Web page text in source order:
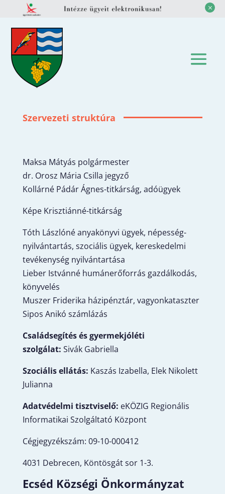
M
Szervezeti struktúra
Maksa Mátyás polgármester
dr. Orosz Mária Csilla jegyző
Kollárné Pádár Ágnes-titkárság, adóügyek
Képe Krisztiánné-titkárság
Tóth Lászlóné anyakönyvi ügyek, népesség-
nyilvántartás, szociális ügyek, kereskedelmi
tevékenység nyilvántartása
Lieber Istvánné humánerőforrás gazdálkodás,
könyvelés
Muszer Friderika házipénztár, vagyonkataszter
Sipos Anikó számlázás
Családsegítés és gyermekjóléti
szolgálat: Sivák Gabriella
Szociális ellátás: Kaszás Izabella, Elek Nikolett
Julianna
Adatvédelmi tisztviselő: eKÖZIG Regionális
Informatikai Szolgáltató Központ
Cégjegyzékszám: 09-10-000412
4031 Debrecen, Köntösgát sor 1-3.
Ecséd Községi Önkormányzat